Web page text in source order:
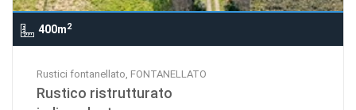
400m2
Rustici fontanellato, FONTANELLATO
Rustico ristrutturato